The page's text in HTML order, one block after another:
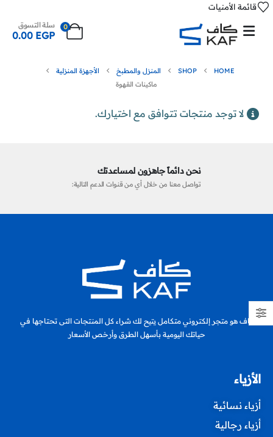
قائمة الأمنيات
0 سلة التسوق
0.00 EGP
HOME
SHOP المنزل والمطبخ
الأجهزة المنزلية
ماكينات القهوة
لا توجد منتجات تتوافق مع اختيارك.
نحن دائماً جاهزون لمساعدتك
تواصل معنا من خلال أي من قنوات الدعم التالية:
كاف هو متجر إلكتروني متكامل يتيح لك شراء كل المنتجات التى تحتاجها في
حياتك اليومية بأسهل الطرق وأرخص الأسعار
الأزياء
أزياء نسائية
أزياء رجالية